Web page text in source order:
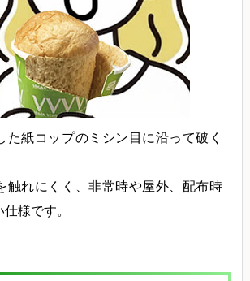
た紙コップのミシン目に沿って破く
触れにくく、非常時や屋外、配布時
様です。